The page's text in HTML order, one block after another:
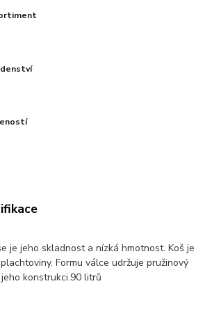
je jeho skladnost a nízká hmotnost. Koš je
Formu válce udržuje pružinový
konstrukci.90 litrů